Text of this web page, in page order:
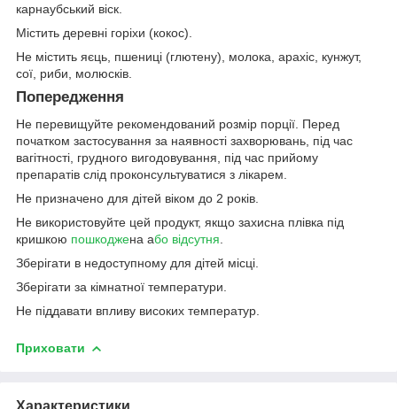
карнаубський віск.
Містить деревні горіхи (кокос).
Не містить яєць, пшениці (глютену), молока, арахіс, кунжут,
сої, риби, молюсків.
Попередження
Не перевищуйте рекомендований розмір порції. Перед
початком застосування за наявності захворювань, під час
вагітності, грудного вигодовування, під час прийому
препаратів слід проконсультуватися з лікарем.
Не призначено для дітей віком до 2 років.
Не використовуйте цей продукт, якщо захисна плівка під
кришкою пошкоджена або відсутня
Зберігати в недоступному для дітей місці.
Зберігати за кімнатної температури.
Не піддавати впливу високих температур.
Приховати
Характеристики